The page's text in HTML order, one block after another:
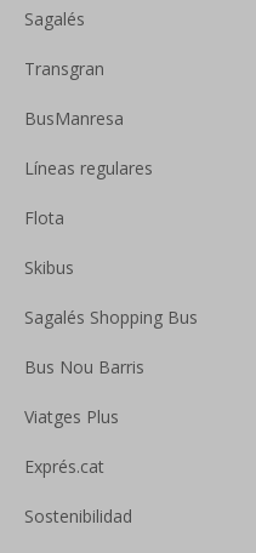
Sagalés
Transgran
BusManresa
Líneas regulares
Flota
Skibus
Sagalés Shopping Bus
Bus Nou Barris
Viatges Plus
Exprés.cat
Sostenibilidad